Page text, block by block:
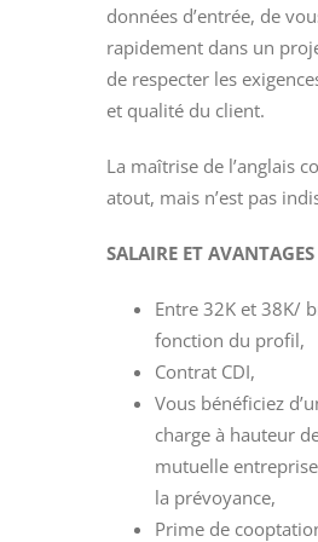
données d’entrée, de
rapidement dans un
de respecter les
et qualité du client.
La maîtrise de l’anglais
atout, mais n’est pas
SALAIRE ET AVANTAGES
Entre 32K et 38K/
fonction du profil,
Contrat CDI,
Vous bénéficiez
charge à hauteur
mutuelle
la prévoyance,
Prime de